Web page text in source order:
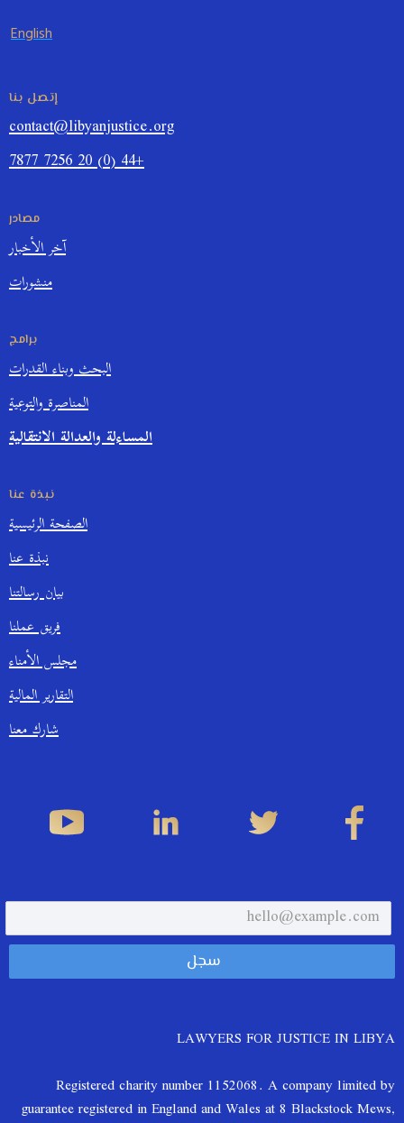
English
إتصل بنا
contact@libyanjustice.org
+44 (0) 20 7256 7877
مصادر
آخر الأخبار
منشورات
برامج
البحث وبناء القدرات
المناصرة والتوعية
المساءلة والعدالة الانتقالية
نبذة عنا
الصفحة الرئيسية
نبذة عنا
بيان رسالتنا
فريق عملنا
مجلس الأمناء
التقارير المالية
شارك معنا
LAWYERS FOR JUSTICE IN LIBYA
Registered charity number 1152068. A company limited by
guarantee registered in England and Wales at 8 Blackstock Mews,